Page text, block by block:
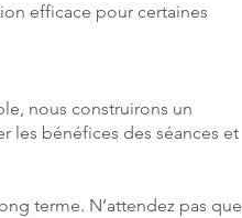
efficace pour certaines
nous construirons un
les bénéfices des séances et
terme. N’attendez pas que